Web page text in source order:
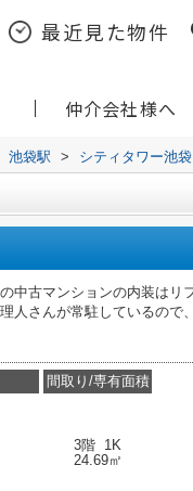
最近見た物件
仲介会社様へ
池袋駅 > シティタワー池袋
中古マンションの内装はリ
人さんが常駐しているので
間取り/専有面積
3階 1K
24.69㎡